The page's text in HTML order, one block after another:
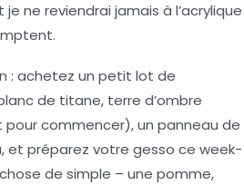
ne reviendrai jamais à l’acrylique
: achetez un petit lot de
de titane, terre d’ombre
commencer), un panneau de
et préparez votre gesso ce week-
de simple – une pomme,